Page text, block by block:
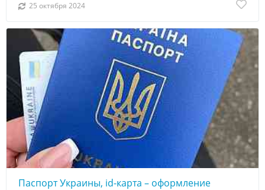
25 октября 2024
Паспорт Украины, id-карта – оформление